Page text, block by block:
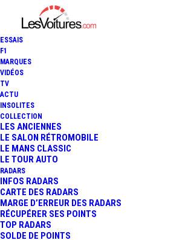
ESSAIS
F1
MARQUES
VIDÉOS
TV
ACTU
INSOLITES
COLLECTION
LES ANCIENNES
LE SALON RÉTROMOBILE
LE MANS CLASSIC
LE TOUR AUTO
RADARS
INFOS RADARS
CARTE DES RADARS
MARGE D’ERREUR DES RADARS
RÉCUPÉRER SES POINTS
TOP RADARS
SOLDE DE POINTS
VIDÉO : LE 3ÈME